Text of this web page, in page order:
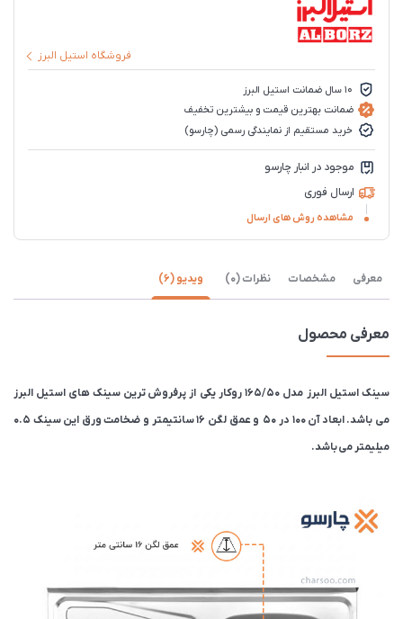
فروشگاه استیل البرز
10 سال ضمانت استیل البرز
ضمانت بهترین قیمت و بیشترین تخفیف
خرید مستقیم از نمایندگی رسمی (چارسو)
موجود در انبار چارسو
ارسال فوری
مشاهده روش های ارسال
معرفی مشخصات نظرات (0) ویدیو (6)
معرفی محصول
سینک استیل البرز مدل 165/50 روکار یکی از پرفروش ترین سینک های استیل البرز
می باشد. ابعاد آن 100 در 50 و عمق لگن 16 سانتیمتر و ضخامت ورق این سینک 0.5
میلیمتر می باشد.